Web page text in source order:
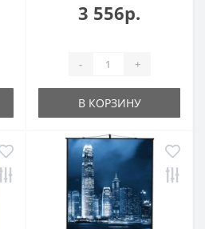
3 556р.
- +
В КОРЗИНУ